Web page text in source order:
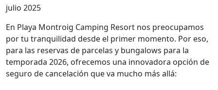
julio 2025
En Playa Montroig Camping Resort nos preocupamos
por tu tranquilidad desde el primer momento. Por eso,
para las reservas de parcelas y bungalows para la
temporada 2026, ofrecemos una innovadora opción de
seguro de cancelación que va mucho más allá: